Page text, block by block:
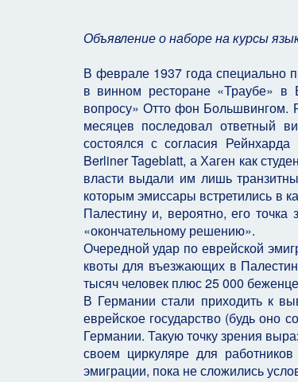
Объявление о наборе на курсы
В феврале 1937 года специально
в винном ресторане «Траубе»
вопросу» Отто фон Большвингом.
месяцев последовал ответный
состоялся с согласия
Berliner Tageblatt, а Хаген как
власти выдали им лишь
которым эмиссары встретились в
Палестину и, вероятно, его
«окончательному решению».
Очередной удар по еврейской
квоты для въезжающих в
тысяч человек плюс 25 000
В Германии стали приходить к
еврейское государство (будь оно
Германии. Такую точку зрения
своем циркуляре для
эмиграции, пока не сложились